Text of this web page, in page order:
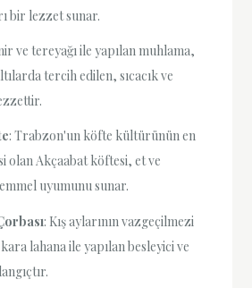
bir lezzet sunar.
ve tereyağı ile yapılan muhlama,
tercih edilen, sıcacık ve
: Trabzon'un köfte kültürünün en
olan Akçaabat köftesi, et ve
uyumunu sunar.
: Kış aylarının vazgeçilmezi
lahana ile yapılan besleyici ve